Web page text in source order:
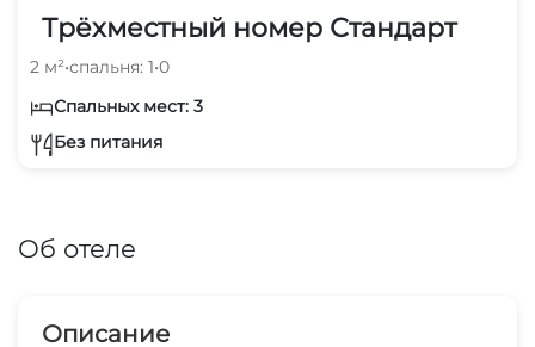
Трёхместный номер Стандарт
2 м²•спальня: 1•0
Спальных мест: 3
Без питания
Об отеле
Описание